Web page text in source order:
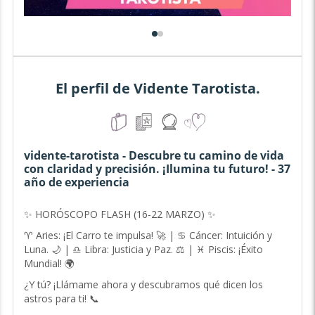
El perfil de Vidente Tarotista.
vidente-tarotista - Descubre tu camino de vida
con claridad y precisión. ¡Ilumina tu futuro! - 37
año de experiencia
✨ HORÓSCOPO FLASH (16-22 MARZO) ✨
♈ Aries: ¡El Carro te impulsa! 🚀 | ♋ Cáncer: Intuición y
Luna. 🌙 | ♎ Libra: Justicia y Paz. ⚖️ | ♓ Piscis: ¡Éxito
Mundial! 🌍
¿Y tú? ¡Llámame ahora y descubramos qué dicen los
astros para ti! 📞